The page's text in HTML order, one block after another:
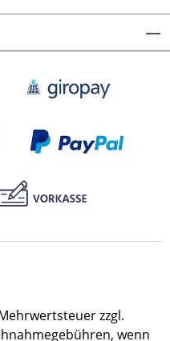
digitale
über die
hinaus
über den
erschließt.
Hrsg. vom
Mit Bildern der
e. V. 208
427-4. EUR
zzgl.
wenn